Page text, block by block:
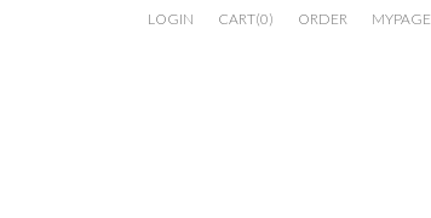
LOGIN CART(0) ORDER MYPAGE